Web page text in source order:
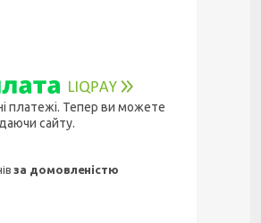
платежі. Тепер ви можете
сайту.
за домовленістю